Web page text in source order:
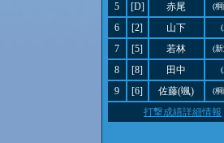
5 [D] 赤尾 (
6 [2] 山下
7 [5] 若林 (
8 [8] 田中
9 [6] 佐藤(颯) (
打撃成績詳細情報